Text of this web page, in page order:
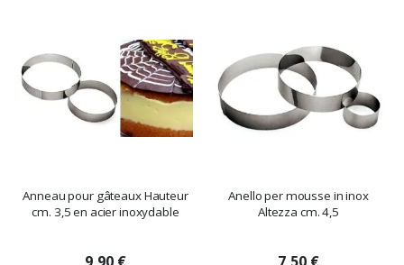
Anneau pour gâteaux Hauteur
cm. 3,5 en acier inoxydable
Anello per mousse in inox
Altezza cm. 4,5